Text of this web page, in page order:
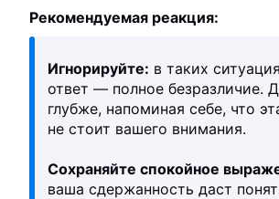
Рекомендуемая реакция:
Игнорируйте: в таких
ответ — полное безразличие.
глубже, напоминая себе, что
не стоит вашего внимания.
Сохраняйте спокойное
ваша сдержанность даст